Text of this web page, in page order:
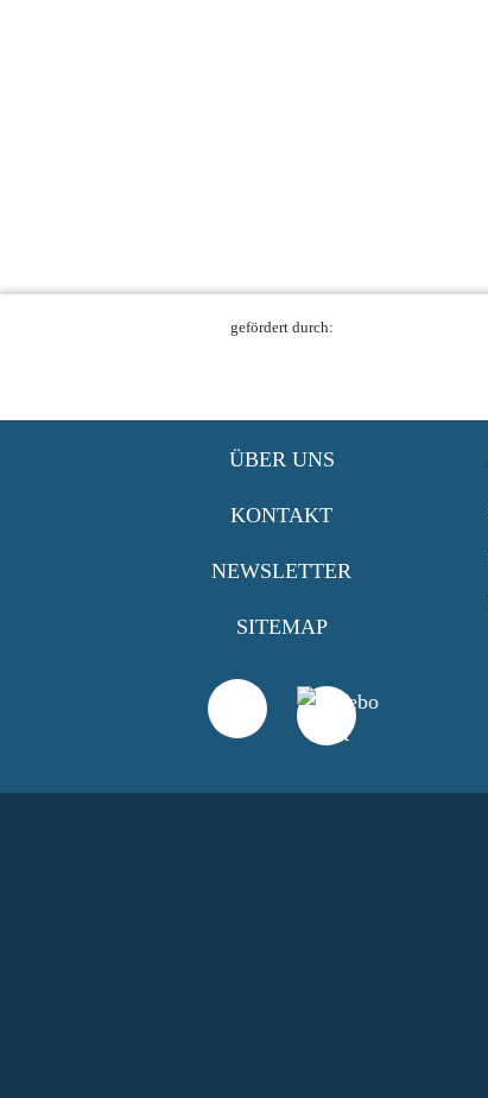
gefördert durch:
ÜBER UNS
KONTAKT
NEWSLETTER
SITEMAP